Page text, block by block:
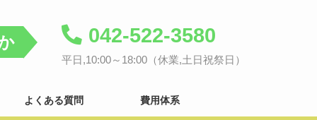
042-522-3580
平日,10:00～18:00（休業,土日祝祭日）
よくある質問 費用体系